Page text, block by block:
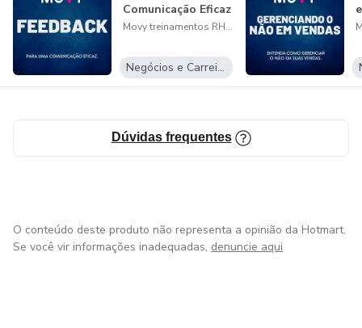
Comunicação Eficaz
Movy treinamentos RHYM Ltda
Negócios e Carreira
Dúvidas frequentes
O conteúdo deste produto não representa a opinião da Hotmart.
Se você vir informações inadequadas, denuncie aqui